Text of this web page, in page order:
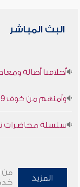
البث المباشر
أخلاقنا أصالة
وأمنهم من خوف 9
سلسلة محاضرات
المزيد
من